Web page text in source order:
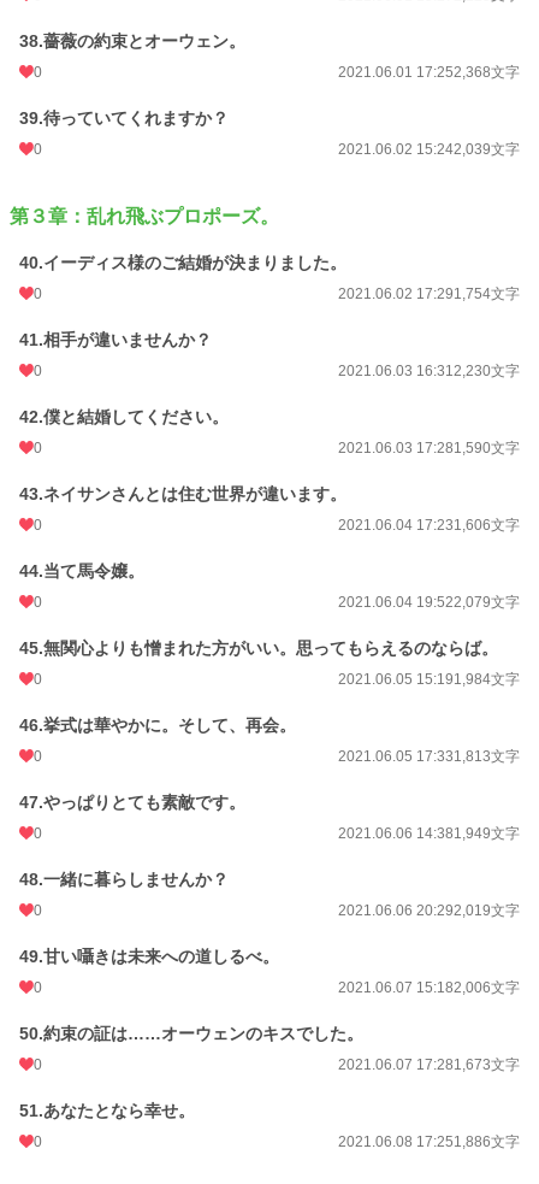
38.薔薇の約束とオーウェン。
0 2021.06.01 17:252,368文字
39.待っていてくれますか？
0 2021.06.02 15:242,039文字
第３章：乱れ飛ぶプロポーズ。
40.イーディス様のご結婚が決まりました。
0 2021.06.02 17:291,754文字
41.相手が違いませんか？
0 2021.06.03 16:312,230文字
42.僕と結婚してください。
0 2021.06.03 17:281,590文字
43.ネイサンさんとは住む世界が違います。
0 2021.06.04 17:231,606文字
44.当て馬令嬢。
0 2021.06.04 19:522,079文字
45.無関心よりも憎まれた方がいい。思ってもらえるのならば。
0 2021.06.05 15:191,984文字
46.挙式は華やかに。そして、再会。
0 2021.06.05 17:331,813文字
47.やっぱりとても素敵です。
0 2021.06.06 14:381,949文字
48.一緒に暮らしませんか？
0 2021.06.06 20:292,019文字
49.甘い囁きは未来への道しるべ。
0 2021.06.07 15:182,006文字
50.約束の証は……オーウェンのキスでした。
0 2021.06.07 17:281,673文字
51.あなたとなら幸せ。
0 2021.06.08 17:251,886文字